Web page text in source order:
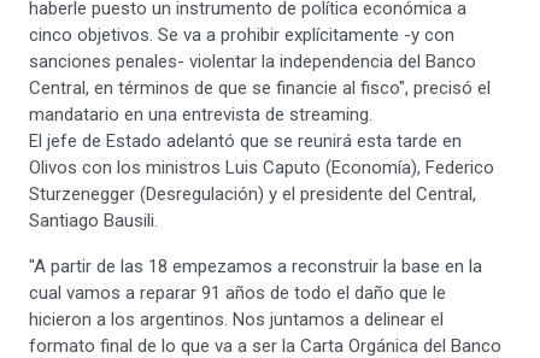
haberle puesto un instrumento de política económica a
cinco objetivos. Se va a prohibir explícitamente -y con
sanciones penales- violentar la independencia del Banco
Central, en términos de que se financie al fisco", precisó el
mandatario en una entrevista de streaming.
El jefe de Estado adelantó que se reunirá esta tarde en
Olivos con los ministros Luis Caputo (Economía), Federico
Sturzenegger (Desregulación) y el presidente del Central,
Santiago Bausili.
"A partir de las 18 empezamos a reconstruir la base en la
cual vamos a reparar 91 años de todo el daño que le
hicieron a los argentinos. Nos juntamos a delinear el
formato final de lo que va a ser la Carta Orgánica del Banco